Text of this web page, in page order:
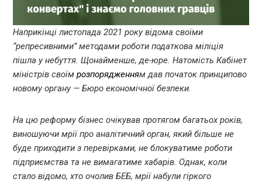
Наприкінці листопада 2021 року відома своїми
“репресивними” методами роботи податкова міліція
пішла у небуття. Щонайменше, де-юре. Натомість Кабінет
міністрів своїмрозпорядженням дав початок принципово
новому органу — Бюро економічної безпеки.
На цю реформу бізнес очікував протягом багатьох років,
виношуючи мрії про аналітичний орган, який більше не
буде приходити з перевірками, не блокуватиме роботи
підприємства та не вимагатиме хабарів. Однак, коли
стало відомо, хто очолив БЕБ, мрії набули гіркого